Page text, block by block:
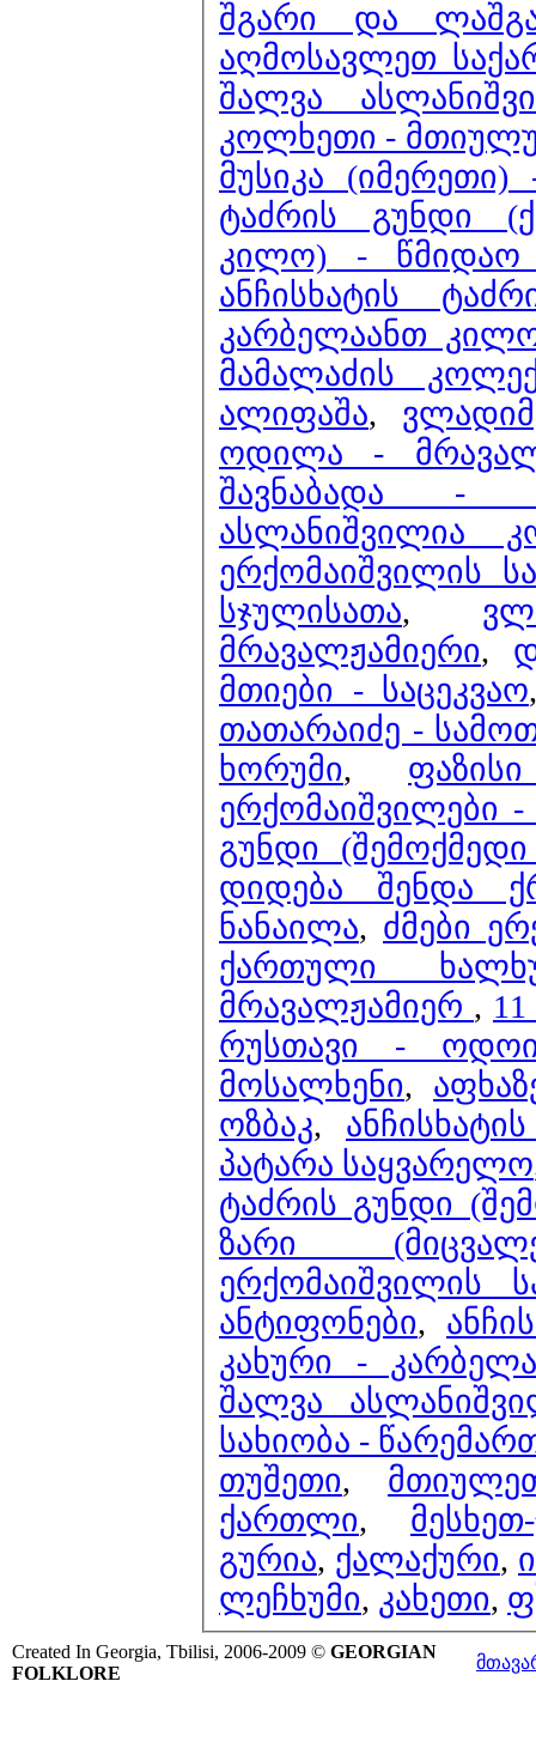
შგარი და
აღმოსავლეთ
შალვა
კოლხეთი -
მუსიკა
ტაძრის გუნდი
კილო) -
ანჩისხატის
კარბელაანთ
მამალაძის
ალიფაშა,
ოდილა -
შავნაბადა -
ასლანიშვილია
ერქომაიშვილის
სჯულისათა,
მრავალჟამიერი,
მთიები - საცეკვაო
თათარაიძე -
ხორუმი,
ერქომაიშვილები -
გუნდი
დიდება შენდა
ნანაილა, ძმები
ქართული
მრავალჟამიერ ,
რუსთავი -
მოსალხენი,
ოზბაკ,
პატარა საყვარელო
ტაძრის გუნდი
ზარი
ერქომაიშვილის
ანტიფონები,
კახური -
შალვა
სახიობა -
თუშეთი,
ქართლი,
გურია, ქალაქური,
ლეჩხუმი, კახეთი,
Created In Georgia, Tbilisi, 2006-2009 © GEORGIAN
FOLKLORE